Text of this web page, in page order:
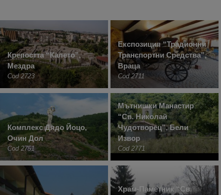
Крепостта “Калето”,
Мездра
Cod 2723
Експозиция “Традионни
Транспортни Средства”,
Враца
Cod 2711
Комплекс Дядо Йоцо,
Очин Дол
Cod 2751
Мътнишки Манастир
“Св. Николай
Чудотворец”, Бели
Извор
Cod 2771
Храм-Паметник “Св.